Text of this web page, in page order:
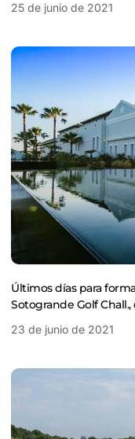
25 de junio de 2021
Últimos días para
Sotogrande Golf
23 de junio de 2021